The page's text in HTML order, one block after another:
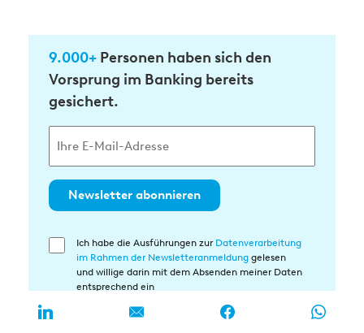
9.000+ Personen haben sich den
Vorsprung im Banking bereits
gesichert.
Newsletter abonnieren
Einwilligung
Datenverarbeitung
Ich habe die Ausführungen zur Datenverarbeitung
im Rahmen der Newsletteranmeldung gelesen
und willige darin mit dem Absenden meiner Daten
entsprechend ein